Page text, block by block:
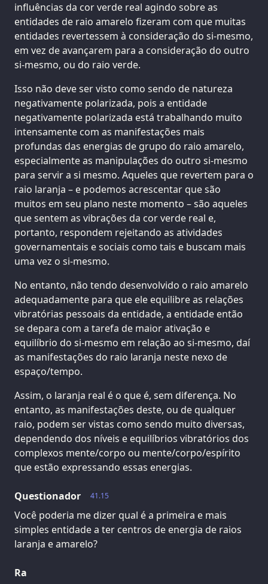
influências da cor verde real agindo sobre as
entidades de raio amarelo fizeram com que muitas
entidades revertessem à consideração do si-mesmo,
em vez de avançarem para a consideração do outro
si-mesmo, ou do raio verde.
Isso não deve ser visto como sendo de natureza
negativamente polarizada, pois a entidade
negativamente polarizada está trabalhando muito
intensamente com as manifestações mais
profundas das energias de grupo do raio amarelo,
especialmente as manipulações do outro si-mesmo
para servir a si mesmo. Aqueles que revertem para o
raio laranja – e podemos acrescentar que são
muitos em seu plano neste momento – são aqueles
que sentem as vibrações da cor verde real e,
portanto, respondem rejeitando as atividades
governamentais e sociais como tais e buscam mais
uma vez o si-mesmo.
No entanto, não tendo desenvolvido o raio amarelo
adequadamente para que ele equilibre as relações
vibratórias pessoais da entidade, a entidade então
se depara com a tarefa de maior ativação e
equilíbrio do si-mesmo em relação ao si-mesmo, daí
as manifestações do raio laranja neste nexo de
espaço/tempo.
Assim, o laranja real é o que é, sem diferença. No
entanto, as manifestações deste, ou de qualquer
raio, podem ser vistas como sendo muito diversas,
dependendo dos níveis e equilíbrios vibratórios dos
complexos mente/corpo ou mente/corpo/espírito
que estão expressando essas energias.
41.15
Questionador
Você poderia me dizer qual é a primeira e mais
simples entidade a ter centros de energia de raios
laranja e amarelo?
Ra